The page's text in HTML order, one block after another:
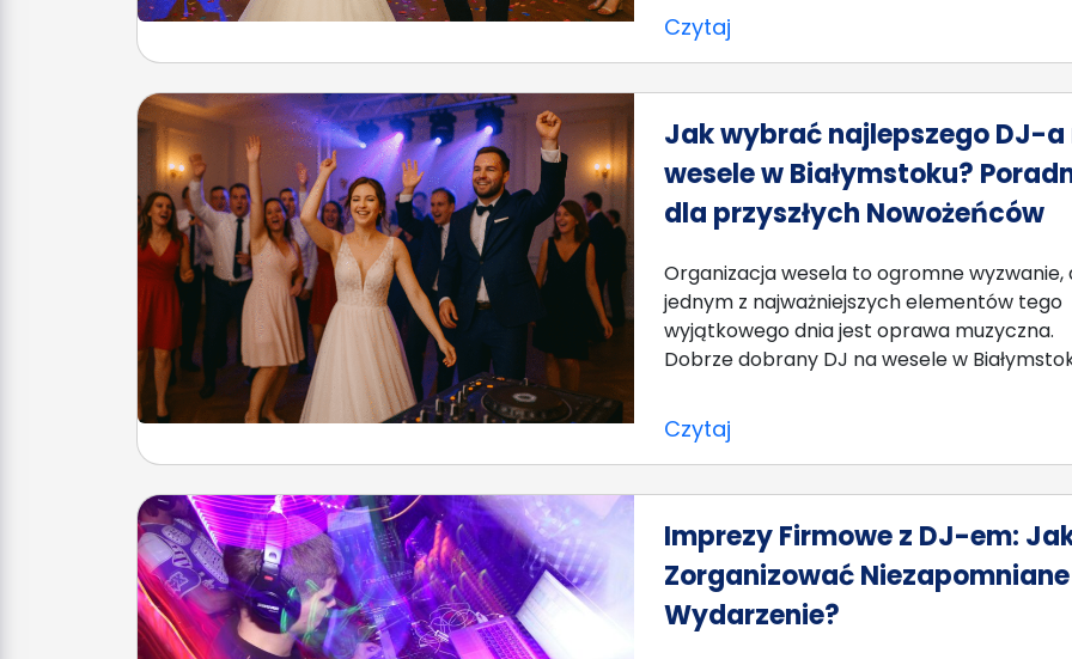
Czytaj
Jak wybrać najlepszego DJ-a
wesele w Białymstoku?
dla przyszłych Nowożeńców
Organizacja wesela to ogromne wyzwanie,
jednym z najważniejszych elementów tego
wyjątkowego dnia jest oprawa muzyczna.
Dobrze dobrany DJ na wesele w
Czytaj
Imprezy Firmowe z DJ-em:
Zorganizować Niezapomniane
Wydarzenie?